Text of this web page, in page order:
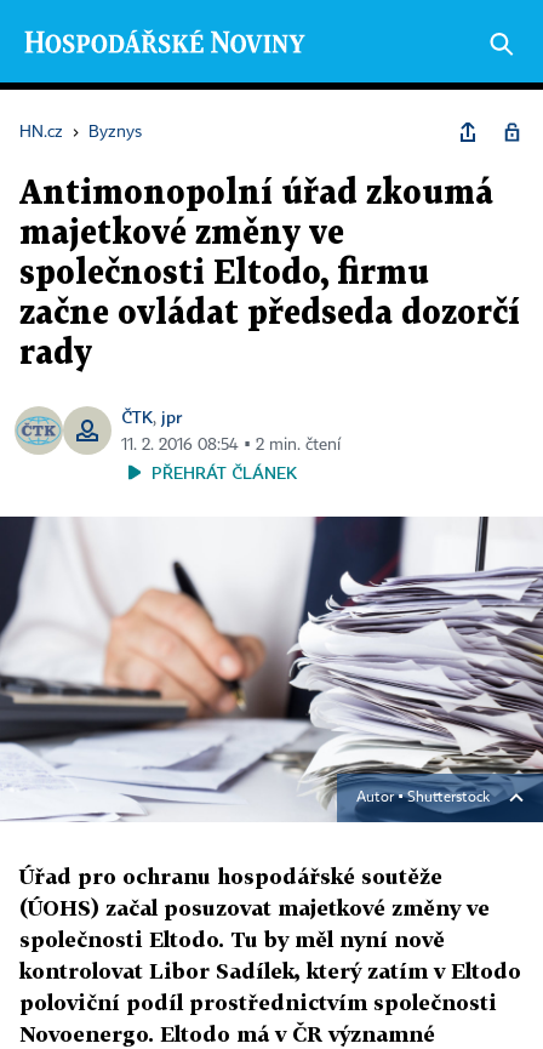
HN.cz › Byznys
Antimonopolní úřad zkoumá
majetkové změny ve
společnosti Eltodo, firmu
začne ovládat předseda dozorčí
rady
ČTK, jpr
11. 2. 2016 08:54 ▪ 2 min. čtení
PŘEHRÁT ČLÁNEK
Autor ▪Shutterstock
Úřad pro ochranu hospodářské soutěže
(ÚOHS) začal posuzovat majetkové změny ve
společnosti Eltodo. Tu by měl nyní nově
kontrolovat Libor Sadílek, který zatím v Eltodo
poloviční podíl prostřednictvím společnosti
Novoenergo. Eltodo má v ČR významné